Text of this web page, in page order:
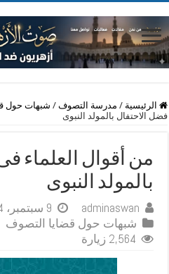
الرئيسية / مدرسة التصوف / شبهات حول
فضل الاحتفال بالمولد النبوى
من أقوال العلماء
بالمولد النبوى
adminaswan
9 سبتمبر، 2024
شبهات حول قضايا التصوف
2,564 زيارة